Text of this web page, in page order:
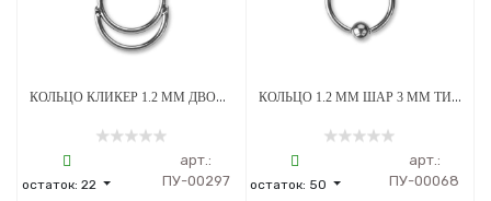
КОЛЬЦО КЛИКЕР 1.2 ММ ДВОЙНОЕ ТИТАН
остаток:22
арт.:
ПУ-00297
КОЛЬЦО 1.2 ММ ШАР 3 ММ ТИТАН
остаток: 50
арт.:
ПУ-00068